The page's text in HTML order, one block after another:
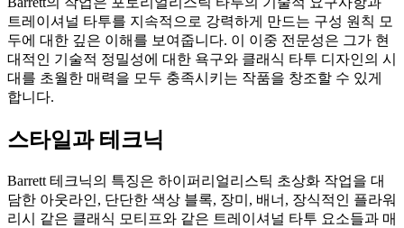
트레이셔널 타투를 지속적으로 강력하게 만드는 구성 원칙 모
두에 대한 깊은 이해를 보여줍니다. 이 이중 전문성은 그가 현
대적인 기술적 정밀성에 대한 욕구와 클래식 타투 디자인의 시
대를 초월한 매력을 모두 충족시키는 작품을 창조할 수 있게
합니다.
스타일과 테크닉
Barrett 테크닉의 특징은 하이퍼리얼리스틱 초상화 작업을 대
담한 아웃라인, 단단한 색상 블록, 장미, 배너, 장식적인 플라워
리시 같은 클래식 모티프와 같은 트레이셔널 타투 요소들과 매